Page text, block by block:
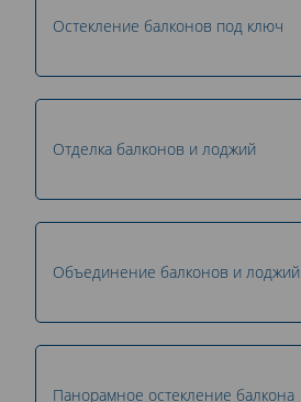
Остекление балконов под ключ
Отделка балконов и лоджий
Объединение балконов и лоджий
Панорамное остекление балкона